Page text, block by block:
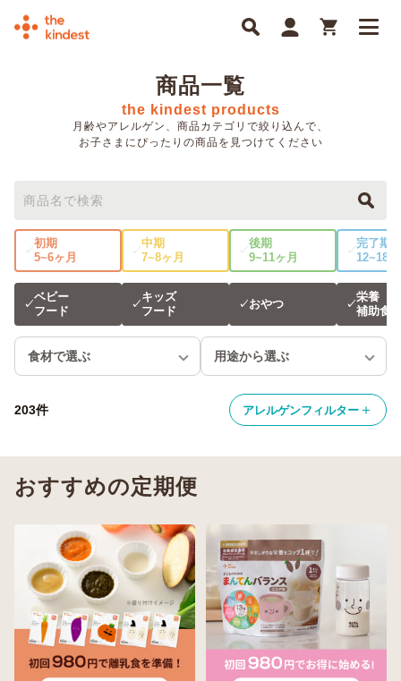
商品一覧
the kindest products
月齢やアレルゲン、商品カテゴリで絞り込んで、
お子さまにぴったりの商品を見つけてください
初期
5~6ヶ月
中期
7~8ヶ月
後期
9~11ヶ月
完了期
12~18
✓
ベビー
フード
✓
キッズ
フード
✓おやつ ✓
栄養
補助食
食材で選ぶ 用途から選ぶ
203件 アレルゲンフィルター ＋
おすすめの定期便